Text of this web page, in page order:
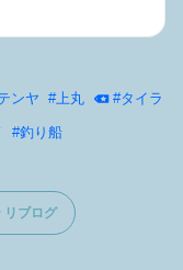
ンヤ #上丸 #タイラ
#釣り船
リブログ